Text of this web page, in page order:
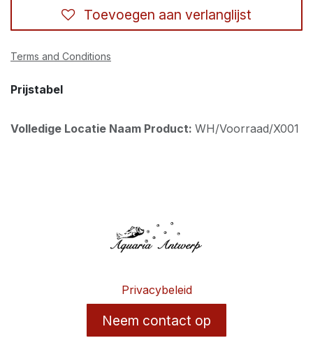
Toevoegen aan verlanglijst
Terms and Conditions
Prijstabel
Volledige Locatie Naam Product: WH/Voorraad/X001
Privacybeleid
Neem contact op